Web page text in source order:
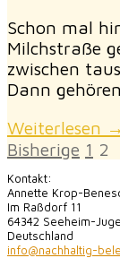
Schon mal
Milchstraße
zwischen
Dann
Weiterlesen →
der
Beiträge
Bisherige 1 2
Kontakt:
Annette Krop-
Im Raßdorf 11
64342 Seeheim-
Deutschland
info@nachhaltig-